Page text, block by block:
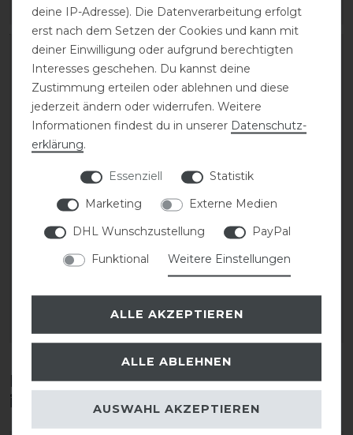
ARTIKEL MERKEN ARTIKEL MERKEN
CAVALLO Care Creme
Schuhcreme 75 ml
Lederpflege easy-care
43,80 € *
Diese Produkte könnten dich auch
interessieren
deine IP-Adresse). Die Datenverarbeitung erfolgt
erst nach dem Setzen der Cookies und kann mit
deiner Einwilligung oder aufgrund berechtigten
Interesses geschehen. Du kannst deine
Zustimmung erteilen oder ablehnen und diese
jederzeit ändern oder widerrufen. Weitere
Informationen findest du in unserer Daten­schutz­
erklärung.
Essenziell
Statistik
Marketing
Externe Medien
DHL Wunschzustellung
PayPal
Funktional
Weitere Einstellungen
ALLE AKZEPTIEREN
ALLE ABLEHNEN
AUSWAHL AKZEPTIEREN